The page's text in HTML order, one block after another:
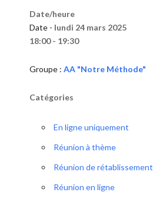
Date/heure
Date - lundi 24 mars 2025
18:00 - 19:30
Groupe : AA "Notre Méthode"
Catégories
En ligne uniquement
Réunion à thème
Réunion de rétablissement
Réunion en ligne